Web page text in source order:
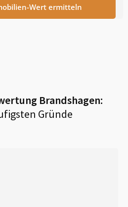
Wert ermitteln
Brandshagen:
Gründe